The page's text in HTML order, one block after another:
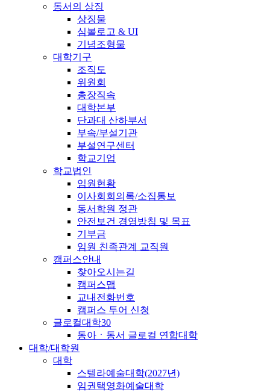
동서의 상징
상징물
심볼로고 & UI
기념조형물
대학기구
조직도
위원회
총장직속
대학본부
단과대 산하부서
부속/부설기관
부설연구센터
학교기업
학교법인
임원현황
이사회회의록/소집통보
동서학원 정관
안전보건 경영방침 및 목표
기부금
임원 친족관계 교직원
캠퍼스안내
찾아오시는길
캠퍼스맵
교내전화번호
캠퍼스 투어 신청
글로컬대학30
동아ㆍ동서 글로컬 연합대학
대학/대학원
대학
스텔라예술대학(2027년)
임권택영화예술대학